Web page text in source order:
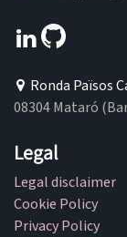
Ronda Països
08304 Mataró
Legal
Legal disclaimer
Cookie Policy
Privacy Policy